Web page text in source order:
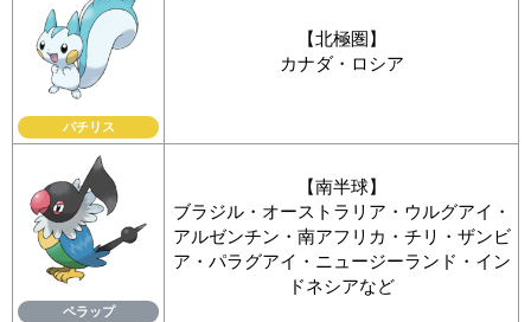
パチリス
【北極圏】
カナダ・ロシア
ペラップ
【南半球】
ブラジル・オーストラリア・ウルグアイ・
アルゼンチン・南アフリカ・チリ・ザンビ
ア・パラグアイ・ニュージーランド・イン
ドネシアなど